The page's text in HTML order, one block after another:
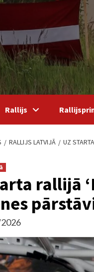
Rallijs
RALLIJS LATVIJĀ UZ
rallijā